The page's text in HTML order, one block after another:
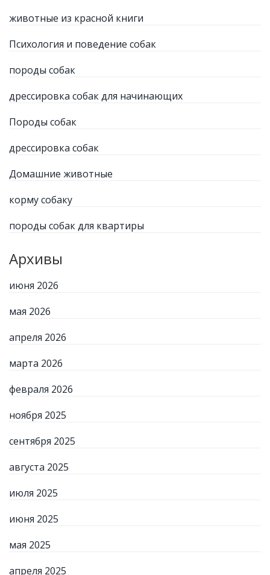
животные из красной книги
Психология и поведение собак
породы собак
дрессировка собак для начинающих
Породы собак
дрессировка собак
Домашние животные
корму собаку
породы собак для квартиры
Архивы
июня 2026
мая 2026
апреля 2026
марта 2026
февраля 2026
ноября 2025
сентября 2025
августа 2025
июля 2025
июня 2025
мая 2025
апреля 2025